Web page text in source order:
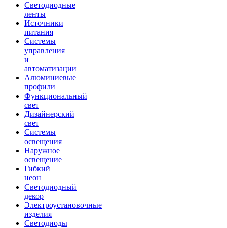
Светодиодные
ленты
Источники
питания
Системы
управления
и
автоматизации
Алюминиевые
профили
Функциональный
свет
Дизайнерский
свет
Системы
освещения
Наружное
освещение
Гибкий
неон
Светодиодный
декор
Электроустановочные
изделия
Светодиоды